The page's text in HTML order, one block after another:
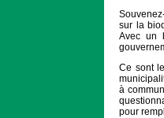
sur la
Avec un
Ce sont
à
pour